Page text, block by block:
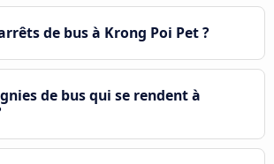
de bus à Krong Poi Pet ?
de bus qui se rendent à